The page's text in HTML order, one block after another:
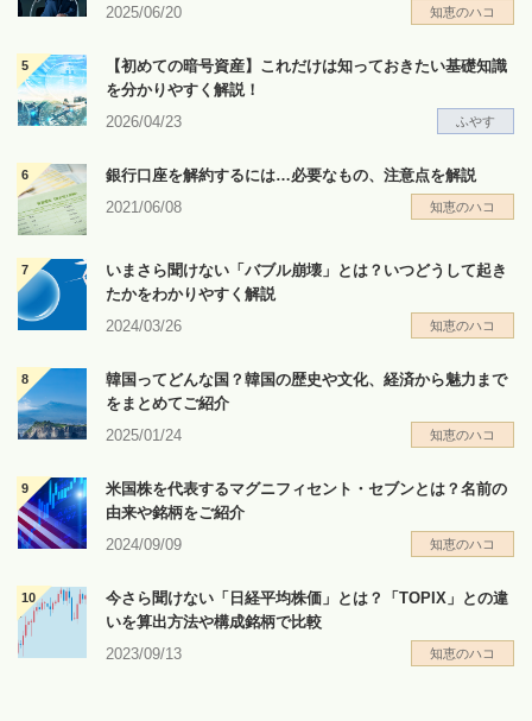
2025/06/20
知恵のハコ
【初めての暗号資産】これだけは知っておきたい基礎知識
を分かりやすく解説！
2026/04/23
ふやす
銀行口座を解約するには…必要なもの、注意点を解説
2021/06/08
知恵のハコ
いまさら聞けない「バブル崩壊」とは？いつどうして起き
たかをわかりやすく解説
2024/03/26
知恵のハコ
韓国ってどんな国？韓国の歴史や文化、経済から魅力まで
をまとめてご紹介
2025/01/24
知恵のハコ
米国株を代表するマグニフィセント・セブンとは？名前の
由来や銘柄をご紹介
2024/09/09
知恵のハコ
今さら聞けない「日経平均株価」とは？「TOPIX」との違
いを算出方法や構成銘柄で比較
2023/09/13
知恵のハコ